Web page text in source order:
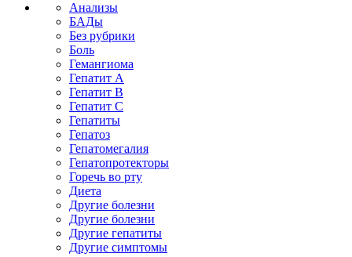
Анализы
БАДы
Без рубрики
Боль
Гемангиома
Гепатит A
Гепатит B
Гепатит C
Гепатиты
Гепатоз
Гепатомегалия
Гепатопротекторы
Горечь во рту
Диета
Другие болезни
Другие болезни
Другие гепатиты
Другие симптомы